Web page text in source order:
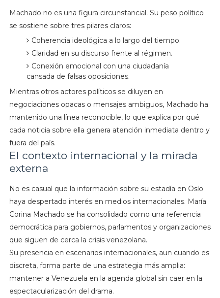
Machado no es una figura circunstancial. Su peso político
se sostiene sobre tres pilares claros:
Coherencia ideológica a lo largo del tiempo.
Claridad en su discurso frente al régimen.
Conexión emocional con una ciudadanía
cansada de falsas oposiciones.
Mientras otros actores políticos se diluyen en
negociaciones opacas o mensajes ambiguos, Machado ha
mantenido una línea reconocible, lo que explica por qué
cada noticia sobre ella genera atención inmediata dentro y
fuera del país.
El contexto internacional y la mirada
externa
No es casual que la información sobre su estadía en Oslo
haya despertado interés en medios internacionales. María
Corina Machado se ha consolidado como una referencia
democrática para gobiernos, parlamentos y organizaciones
que siguen de cerca la crisis venezolana.
Su presencia en escenarios internacionales, aun cuando es
discreta, forma parte de una estrategia más amplia:
mantener a Venezuela en la agenda global sin caer en la
espectacularización del drama.